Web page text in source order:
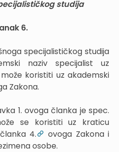
studija
6.
specijalističkog studija
naziv specijalist uz
koristiti uz akademski
Zakona.
1. ovoga članka je spec.
se koristiti uz kraticu
4.
ovoga Zakona i
osobe.